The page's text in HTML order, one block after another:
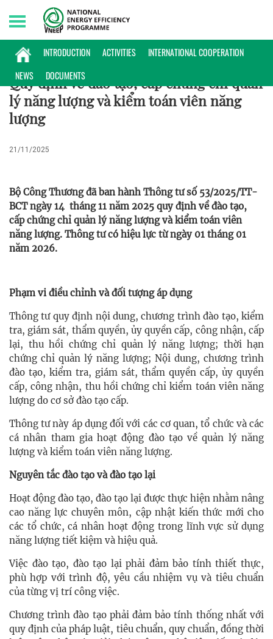
INTRODUCTION ACTIVITIES
INTERNATIONAL COOPERATION
NEWS
DOCUMENTS
Saturday, 08/08/2026 | 19:47 GMT+7
CHÍNH SÁCH
Quy định về đào tạo, cấp chứng chỉ quản
lý năng lượng và kiểm toán viên năng
lượng
21/11/2025
Bộ Công Thương đã ban hành Thông tư số 53/2025/TT-
BCT ngày 14 tháng 11 năm 2025 quy định về đào tạo,
cấp chứng chỉ quản lý năng lượng và kiểm toán viên
năng lượng. Thông tư có hiệu lực từ ngày 01 tháng 01
năm 2026.
Phạm vi điều chỉnh và đối tượng áp dụng
Thông tư quy định nội dung, chương trình đào tạo, kiểm
tra, giám sát, thẩm quyền, ủy quyền cấp, công nhận, cấp
lại, thu hồi chứng chỉ quản lý năng lượng; thời hạn
chứng chỉ quản lý năng lượng; Nội dung, chương trình
đào tạo, kiểm tra, giám sát, thẩm quyền cấp, ủy quyền
cấp, công nhận, thu hồi chứng chỉ kiểm toán viên năng
lượng do cơ sở đào tạo cấp.
Thông tư này áp dụng đối với các cơ quan, tổ chức và các
cá nhân tham gia hoạt động đào tạo về quản lý năng
lượng và kiểm toán viên năng lượng.
Nguyên tắc đào tạo và đào tạo lại
Hoạt động đào tạo, đào tạo lại được thực hiện nhằm nâng
cao năng lực chuyên môn, cập nhật kiến thức mới cho
các tổ chức, cá nhân hoạt động trong lĩnh vực sử dụng
năng lượng tiết kiệm và hiệu quả.
Việc đào tạo, đào tạo lại phải đảm bảo tính thiết thực,
phù hợp với trình độ, yêu cầu nhiệm vụ và tiêu chuẩn
của từng vị trí công việc.
Chương trình đào tạo phải đảm bảo tính thống nhất với
quy định của pháp luật, tiêu chuẩn, quy chuẩn, đồng thời